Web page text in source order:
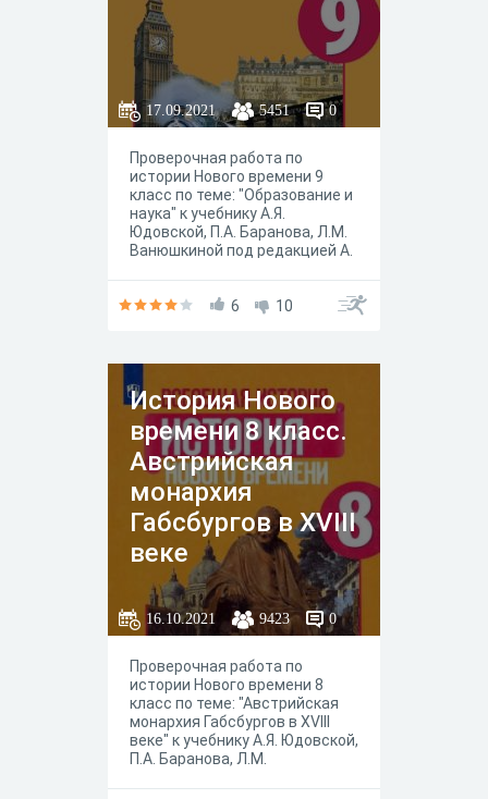
17.09.2021 5451 0
Проверочная работа по
истории Нового времени 9
класс по теме: "Образование и
наука" к учебнику А.Я.
Юдовской, П.А. Баранова, Л.М.
Ванюшкиной под редакцией А.
6
10
История Нового
времени 8 класс.
Австрийская
монархия
Габсбургов в XVIII
веке
16.10.2021 9423 0
Проверочная работа по
истории Нового времени 8
класс по теме: "Австрийская
монархия Габсбургов в XVIII
веке" к учебнику А.Я. Юдовской,
П.А. Баранова, Л.М.